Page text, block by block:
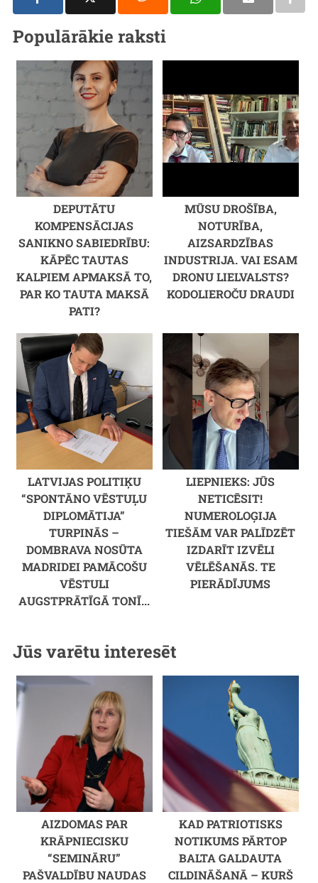
Populārākie raksti
DEPUTĀTU
KOMPENSĀCIJAS
SANIKNO SABIEDRĪBU:
KĀPĒC TAUTAS
KALPIEM APMAKSĀ TO,
PAR KO TAUTA MAKSĀ
PATI?
MŪSU DROŠĪBA,
NOTURĪBA,
AIZSARDZĪBAS
INDUSTRIJA. VAI ESAM
DRONU LIELVALSTS?
KODOLIEROČU DRAUDI
LATVIJAS POLITIĶU
“SPONTĀNO VĒSTUĻU
DIPLOMĀTIJA”
TURPINĀS –
DOMBRAVA NOSŪTA
MADRIDEI PAMĀCOŠU
VĒSTULI
AUGSTPRĀTĪGĀ TONĪ...
LIEPNIEKS: JŪS
NETICĒSIT!
NUMEROLOĢIJA
TIEŠĀM VAR PALĪDZĒT
IZDARĪT IZVĒLI
VĒLĒŠANĀS. TE
PIERĀDĪJUMS
Jūs varētu interesēt
AIZDOMAS PAR
KRĀPNIECISKU
“SEMINĀRU”
PAŠVALDĪBU NAUDAS
KAD PATRIOTISKS
NOTIKUMS PĀRTOP
BALTA GALDAUTA
CILDINĀŠANĀ – KURŠ